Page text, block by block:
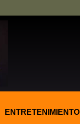
ENTRETENIMIENTO